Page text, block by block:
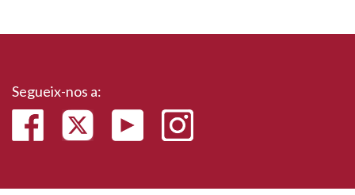
Segueix-nos a: